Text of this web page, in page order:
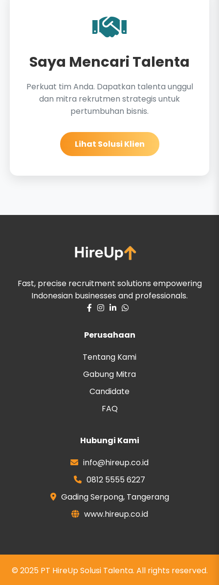
Saya Mencari Talenta
Perkuat tim Anda. Dapatkan talenta unggul
dan mitra rekrutmen strategis untuk
pertumbuhan bisnis.
Lihat Solusi Klien
Fast, precise recruitment solutions empowering
Indonesian businesses and professionals.
Perusahaan
Tentang Kami
Gabung Mitra
Candidate
FAQ
Hubungi Kami
info@hireup.co.id
0812 5555 6227
Gading Serpong, Tangerang
www.hireup.co.id
© 2025 PT HireUp Solusi Talenta. All rights reserved.